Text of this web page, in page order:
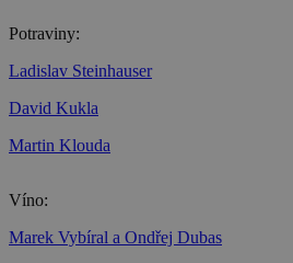
Potraviny:
Ladislav Steinhauser
David Kukla
Martin Klouda
Víno:
Marek Vybíral a Ondřej Dubas